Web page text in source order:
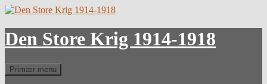
Hop
indhold
Den Store Krig 1914-1918
Søg
Primær menu